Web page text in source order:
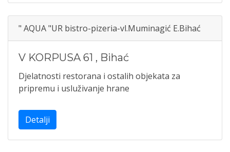
" AQUA "UR bistro-pizeria-vl.Muminagić E.Bihać
V KORPUSA 61 , Bihać
Djelatnosti restorana i ostalih objekata za
pripremu i usluživanje hrane
Detalji